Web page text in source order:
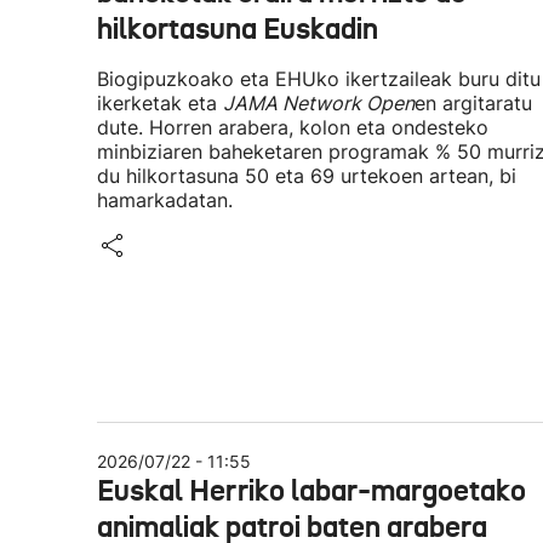
hilkortasuna Euskadin
Biogipuzkoako eta EHUko ikertzaileak buru ditu
ikerketak eta JAMA Network Openen argitaratu
dute. Horren arabera, kolon eta ondesteko
minbiziaren baheketaren programak % 50
du hilkortasuna 50 eta 69 urtekoen artean, bi
hamarkadatan.
2026/07/22 - 11:55
Euskal Herriko labar-margoetako
animaliak patroi baten arabera